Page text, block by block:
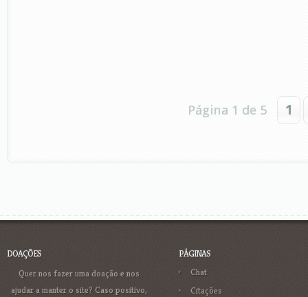
Página 1 de 5 1
DOAÇÕES
Quer nos fazer uma doação e nos
ajudar a manter o site? Caso positivo,
PÁGINAS
Chat
Citações